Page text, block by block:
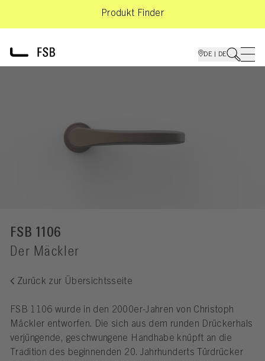
Produkt Finder
DE | DE
FSB 1106
Der Mäckler
Zurück zur Übersichtsseite
FSB 1106 wurde in den 2000er-Jahren von Christoph
Mäckler entworfen. Die sich aus dem runden Drückerhals
verjüngende, geschwungene Handhabe knüpft an die
Tradition des beginnenden 20. Jahrhunderts Türdrücker